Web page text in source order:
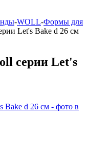
-WOLL-Формы для
Let's Bake d 26 cм
серии Let's